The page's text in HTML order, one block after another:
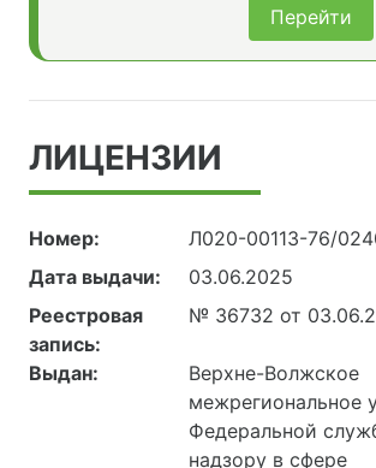
Перейти
ЛИЦЕНЗИИ
Номер:
Л020-00113-76/
Дата выдачи:
03.06.2025
Реестровая
запись:
№ 36732 от
Выдан:
Верхне-Волжское
межрегиональное
Федеральной
надзору в сфере